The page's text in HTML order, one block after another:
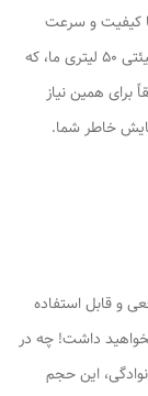
کیفیت و سرعت
مناسب، نیازمند ابزاری کارآمد و مطمئن است. سماور هیئتی 50 لیتری ما، که
دقیقاً برای همین نیاز
خاطر شما.
واقعی و قابل استفاده
داشت! چه در
این حجم